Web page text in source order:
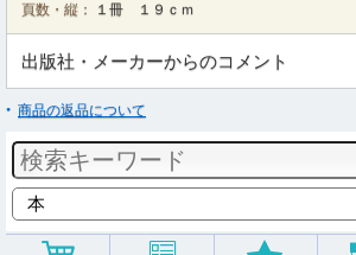
頁数・縦：
１冊 １９ｃｍ
出版社・メーカーからのコメント
商品の返品について